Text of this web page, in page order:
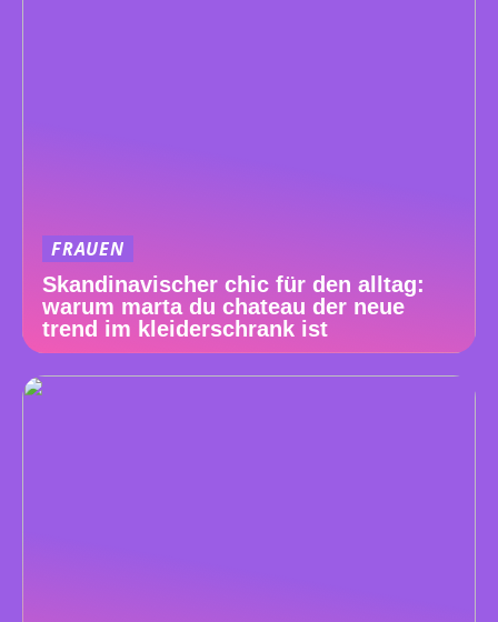
FRAUEN
Skandinavischer chic für den alltag:
warum marta du chateau der neue
trend im kleiderschrank ist